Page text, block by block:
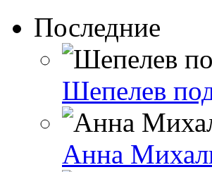
Последние
Шепелев
Анна